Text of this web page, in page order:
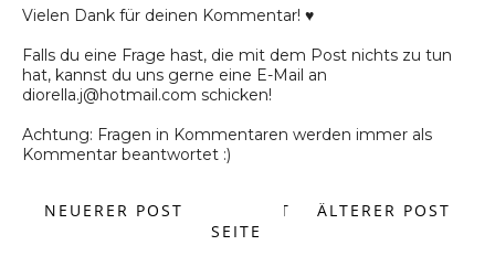
Vielen Dank für deinen Kommentar! ♥
Falls du eine Frage hast, die mit dem Post nichts zu tun
hat, kannst du uns gerne eine E-Mail an
diorella.j@hotmail.com schicken!
Achtung: Fragen in Kommentaren werden immer als
Kommentar beantwortet :)
NEUERER POST ÄLTERER POST
START
SEITE